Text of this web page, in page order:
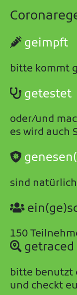
geimpft
bitte kommt
getestet
oder/und
es wird auch
sind
150
getraced
bitte benutzt
und checkt